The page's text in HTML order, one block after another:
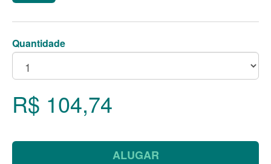
Quantidade
R$ 104,74
ALUGAR